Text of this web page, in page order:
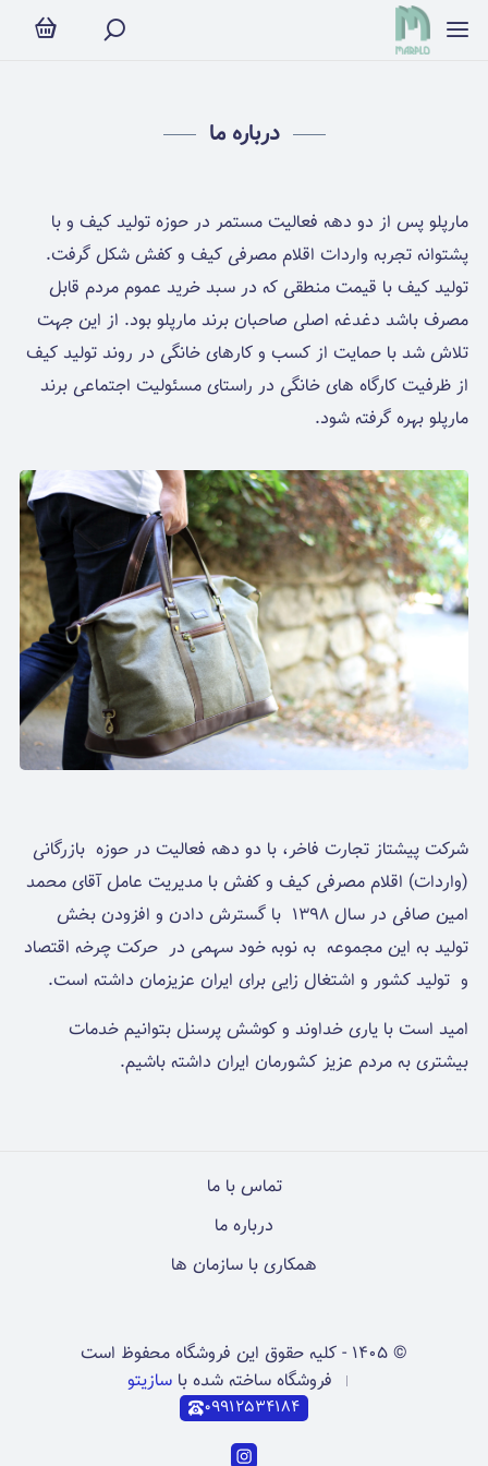
درباره ما
مارپلو پس از دو دهه فعالیت مستمر در حوزه تولید کیف و با
پشتوانه تجربه واردات اقلام مصرفی کیف و کفش شکل گرفت.
تولید کیف با قیمت منطقی که در سبد خرید عموم مردم قابل
مصرف باشد دغدغه اصلی صاحبان برند مارپلو بود. از این جهت
تلاش شد با حمایت از کسب و کارهای خانگی در روند تولید کیف
از ظرفیت کارگاه های خانگی در راستای مسئولیت اجتماعی برند
مارپلو بهره گرفته شود.
شرکت پیشتاز تجارت فاخر، با دو دهه فعالیت در حوزه بازرگانی
(واردات) اقلام مصرفی کیف و کفش با مدیریت عامل آقای محمد
امین صافی در سال ۱۳۹۸ با گسترش دادن و افزودن بخش
تولید به این مجموعه به نوبه خود سهمی در حرکت چرخه اقتصاد
و تولید کشور و اشتغال زایی برای ایران عزیزمان داشته است.
امید است با یاری خداوند و کوشش پرسنل بتوانیم خدمات
بیشتری به مردم عزیز کشورمان ایران داشته باشیم.
تماس با ما
درباره ما
همکاری با سازمان ها
© ۱۴۰۵ - کلیه حقوق این فروشگاه محفوظ است
فروشگاه ساخته شده با سازیتو
۰۹۹۱۲۵۳۴۱۸۴